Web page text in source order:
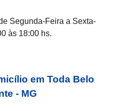
Segunda-Feira a Sexta-
às 18:00 hs.
em Toda Belo
- MG